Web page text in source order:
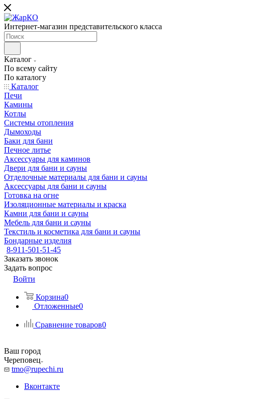
Интернет-магазин представительского класса
Каталог
По всему сайту
По каталогу
Каталог
Печи
Камины
Котлы
Системы отопления
Дымоходы
Баки для бани
Печное литье
Аксессуары для каминов
Двери для бани и сауны
Отделочные материалы для бани и сауны
Аксессуары для бани и сауны
Готовка на огне
Изоляционные материалы и краска
Камни для бани и сауны
Мебель для бани и сауны
Текстиль и косметика для бани и сауны
Бондарные изделия
8-911-501-51-45
Заказать звонок
Задать вопрос
Войти
Корзина0
Отложенные0
Сравнение товаров0
Ваш город
Череповец
tmo@rupechi.ru
Вконтакте